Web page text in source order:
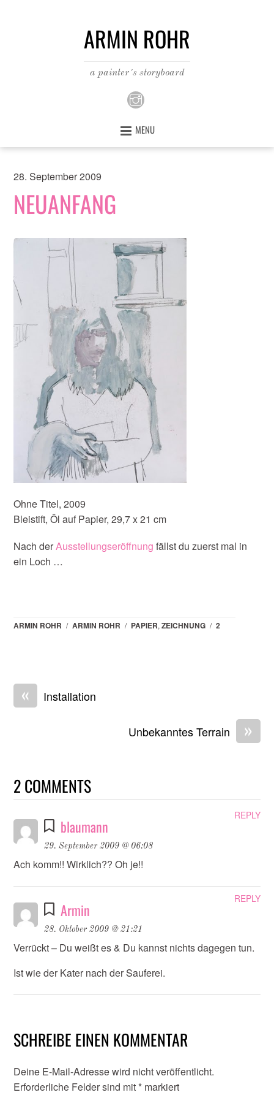
ARMIN ROHR
a painter´s storyboard
MENU
28. September 2009
NEUANFANG
Ohne Titel, 2009
Bleistift, Öl auf Papier, 29,7 x 21 cm
Nach derAusstellungseröffnung fällst du zuerst mal in
ein Loch …
ARMIN ROHR / ARMIN ROHR / PAPIER,ZEICHNUNG / 2
« Installation
»
Unbekanntes Terrain
2 COMMENTS
blaumann
29. September 2009 @ 06:08
Ach komm!! Wirklich?? Oh je!!
REPLY
Armin
28. Oktober 2009 @ 21:21
Verrückt – Du weißt es & Du kannst nichts dagegen tun.
Ist wie der Kater nach der Sauferei.
REPLY
SCHREIBE EINEN KOMMENTAR
Deine E-Mail-Adresse wird nicht veröffentlicht.
Erforderliche Felder sind mit * markiert